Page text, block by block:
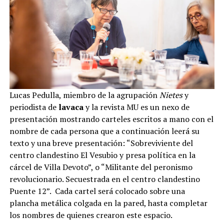
Lucas Pedulla, miembro de la agrupaciónNietesy
periodista de lavacay la revista MU es un nexo de
presentación mostrando carteles escritos a mano con el
nombre de cada persona que a continuación leerá su
texto y una breve presentación: “Sobreviviente del
centro clandestino El Vesubio y presa política en la
cárcel de Villa Devoto”, o “Militante del peronismo
revolucionario. Secuestrada en el centro clandestino
Puente 12”. Cada cartel será colocado sobre una
plancha metálica colgada en la pared, hasta completar
los nombres de quienes crearon este espacio.